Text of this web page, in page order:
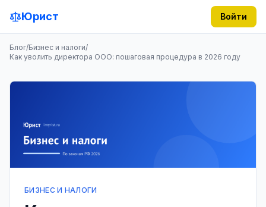
Юрист Войти
Блог/Бизнес и налоги/
Как уволить директора ООО: пошаговая процедура в 2026 году
БИЗНЕС И НАЛОГИ